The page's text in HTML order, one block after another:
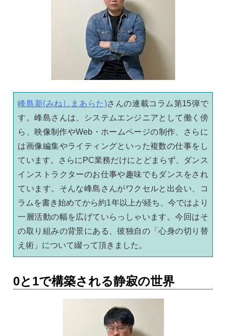
峰島新(みねしまあらた)さんの連載コラム第15弾で
す。峰島さんは、システムエンジニアとして働く傍
ら、映像制作やWeb・ホームページの制作、さらに
は画像編集やライティングといった複数の仕事をし
ています。さらにPC業務だけにとどまらず、ダンス
インストラクターのお仕事や趣味でもダンスをされ
ています。そんな峰島さんがワクセルと出会い、コ
ラムを書き始めてから約1年以上が経ち、今ではより
一層活動の幅を広げていらっしゃいます。今回はそ
の取り組みの背景にある、彼独自の「心身の切り替
え術」について綴って頂きました。
0と1で構築される静寂の世界